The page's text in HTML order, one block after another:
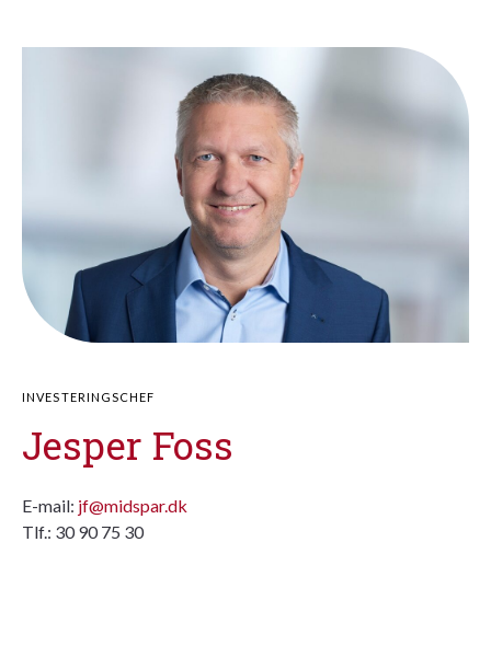
INVESTERINGSCHEF
Jesper Foss
E-mail: jf@midspar.dk
Tlf.: 30 90 75 30